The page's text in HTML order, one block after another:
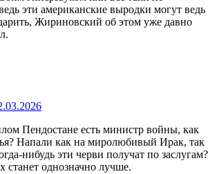
эти американские выродки могут ведь
Жириновский об этом уже давно
Пендостане есть министр войны, как
Напали как на миролюбивый Ирак, так
нибудь эти черви получат по заслугам?
станет однозначно лучше.